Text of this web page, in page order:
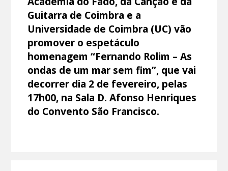
Guitarra de Coimbra e a
Universidade de Coimbra (UC) vão
promover o espetáculo
homenagem “Fernando Rolim – As
ondas de um mar sem fim”, que vai
decorrer dia 2 de fevereiro, pelas
17h00, na Sala D. Afonso Henriques
do Convento São Francisco.